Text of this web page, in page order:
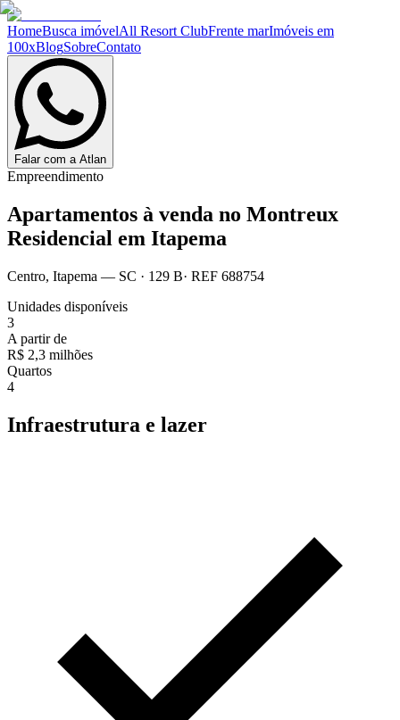
HomeBusca imóvelAll Resort ClubFrente marImóveis em
100xBlogSobreContato
Falar com a Atlan
Empreendimento
Apartamentos à venda no Montreux
Residencial em Itapema
Centro, Itapema — SC · 129 B· REF 688754
Unidades disponíveis
3
A partir de
R$ 2,3 milhões
Quartos
4
Infraestrutura e lazer